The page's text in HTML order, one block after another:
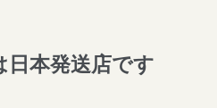
本発送店です